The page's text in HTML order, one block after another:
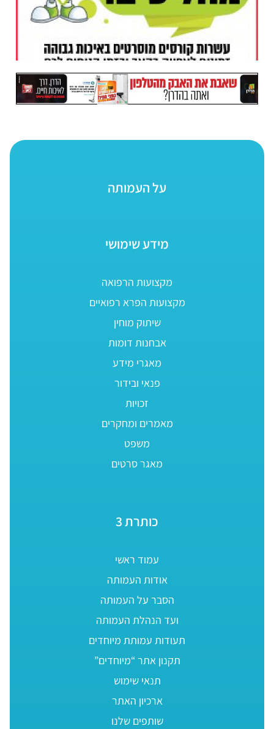
על העמותה
מידע שימושי
מקצועות הרפואה
מקצועות הפרא רפואיים
שיתוק מוחין
אבחנות דומות
מאגרי מידע
פנאי ובידור
זכויות
מאמרים ומחקרים
משפט
מאגר סרטים
כותרת 3
עמוד ראשי
אודות העמותה
הסבר על העמותה
ועד הנהלת העמותה
תעודות עמותת מיוחדים
תקנון אתר “מיוחדים”
תנאי שימוש
ארכיון האתר
שותפים שלנו